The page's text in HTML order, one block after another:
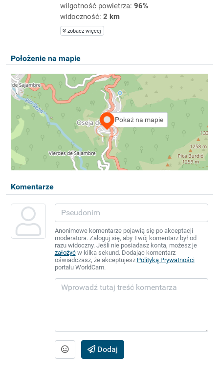
wilgotność powietrza: 96%
widoczność: 2 km
zobacz więcej
Położenie na mapie
Pokaż na mapie
Komentarze
Anonimowe komentarze pojawią się po akceptacji
moderatora. Zaloguj się, aby Twój komentarz był od
razu widoczny. Jeśli nie posiadasz konta, możesz je
założyćw kilka sekund. Dodając komentarz
oświadczasz, że akceptujesz Polityką Prywatności
portalu WorldCam.
Dodaj